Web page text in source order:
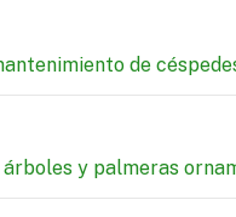
de
y palmeras